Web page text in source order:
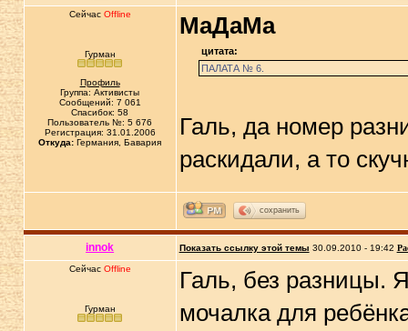
Сейчас Offline
Гурман
Профиль
Группа: Активисты
Сообщений: 7 061
Спасибок: 58
Пользователь №: 5 676
Регистрация: 31.01.2006
Откуда: Германия, Бавария
МаДаМа
цитата:
ПАЛАТА № 6.
Галь, да номер
раскидали, а то
сохранить
innok Показать ссылку этой темы 30.09.2010 - 19:42
Сейчас Offline
Гурман
Галь, без разницы.
мочалка для